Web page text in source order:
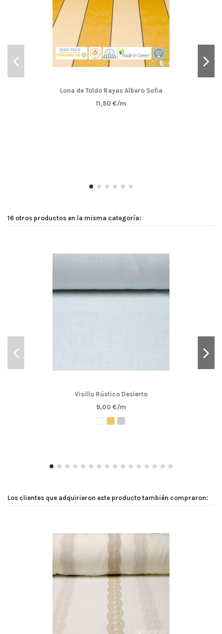
Lona de Toldo Rayas Albero Sofia
11,50 €/m
16 otros productos en la misma categoría:
Visillo Rústico Desierto
9,00 €/m
Los clientes que adquirieron este producto también compraron: